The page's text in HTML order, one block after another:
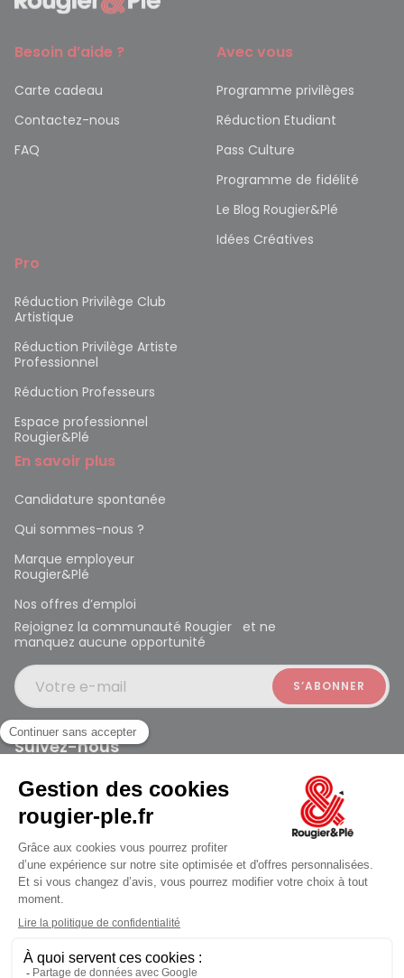
jusqu'au Samedi à 09:30
Besoin d’aide ?
Carte cadeau
Contactez-nous
FAQ
Avec vous
Programme privilèges
Réduction Etudiant
Pass Culture
Programme de fidélité
Le Blog Rougier&Plé
Idées Créatives
Pro
Réduction Privilège Club
Artistique
Réduction Privilège Artiste
Professionnel
Réduction Professeurs
Espace professionnel
Rougier&Plé
En savoir plus
Candidature spontanée
Qui sommes-nous ?
Marque employeur
Rougier&Plé
Nos offres d’emploi
Rejoignez la communauté Rougier et ne
manquez aucune opportunité
Votre e-mail
Suivez-nous
Rougier et Plé 2024 Copyright
Mentions légales
Conditions générales des ventes